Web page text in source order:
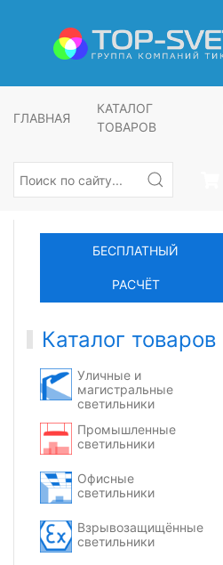
ГЛАВНАЯ
КАТАЛОГ
ТОВАРОВ
БЕСПЛАТНЫЙ
РАСЧЁТ
Каталог товаров
Уличные и
магистральные
светильники
Промышленные
светильники
Офисные
светильники
Взрывозащищённые
светильники